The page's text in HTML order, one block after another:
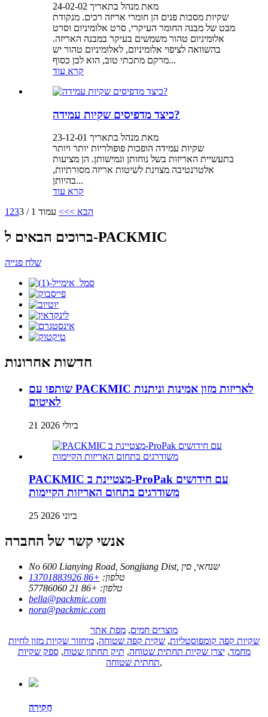
מאת מנהל בתאריך 24-02-02
שקיות מסכות פנים הן חומרי אריזה רכים. מנקודת
מבט של מבנה החומר העיקרי, סרט אלומיניום וסרט
אלומיניום טהור משמשים בעיקר במבנה האריזה.
בהשוואה לציפוי אלומיניום, לאלומיניום טהור יש
מרקם מתכתי טוב, הוא לבן כסוף...
קרא עוד
כיצד מדפיסים שקיות עמידה?
מאת מנהל בתאריך 23-12-01
שקיות עמידה הופכות פופולריות יותר ויותר
בתעשיית האריזות בשל נוחותן וגמישותן. הן מציעות
אלטרנטיבה מצוינת לשיטות אריזה מסורתיות,
בהיותן...
קרא עוד
1 23 הבא >>> עמוד 1 / 3
ברוכים הבאים ל-PACKMIC
שלח פנייה
חדשות אחרונות
שותפו עם PACKMIC לאריזות מזון אמינות וניתנות
לאיטום
21 ביולי 2026
PACKMIC מצטיינת ב-ProPak עם חידושים
משודרגים בתחום האריזות הקיימות
25 ביוני 2026
אנשי קשר של החברה
No 600 Lianying Road, Songjiang Dist, שנחאי, סין
טלפון: +86 13701883926
טלפון: +86 21 57786060
bella@packmic.com
nora@packmic.com
מוצרים חמים, מפת אתר
שקיות קפה קומפוסטליות, שקית קפה שטוחה, מיחזור שקיות מזון לחיות
מחמד,יצרן שקיות תחתית שטוחה, תיק תחתון שטוח,ספק שקיות
תחתית שטוחה,
חֲקִירָה